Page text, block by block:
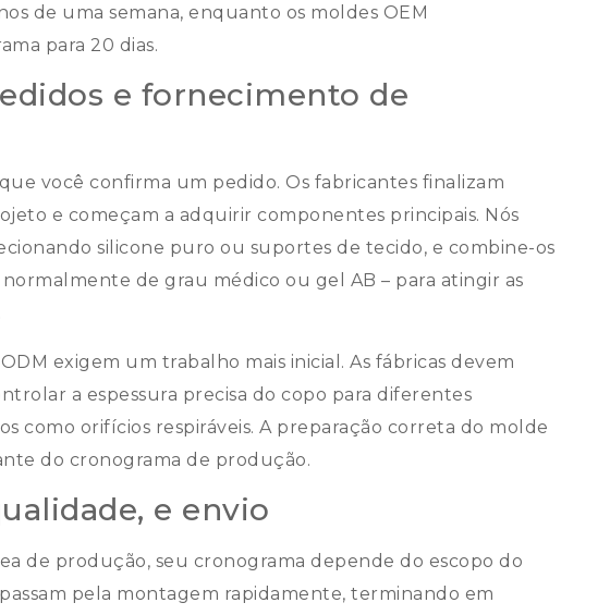
de uma semana, enquanto os moldes OEM
para 20 dias.
e fornecimento de
você confirma um pedido. Os fabricantes finalizam
e começam a adquirir componentes principais. Nós
silicone puro ou suportes de tecido, e combine-os
de grau médico ou gel AB – para atingir as
exigem um trabalho mais inicial. As fábricas devem
a espessura precisa do copo para diferentes
como orifícios respiráveis. A preparação correta do molde
do cronograma de produção.
e envio
de produção, seu cronograma depende do escopo do
pela montagem rapidamente, terminando em